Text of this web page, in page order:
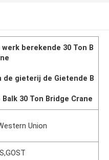
werk berekende 30 Ton B
de gieterij de Gietende B
Balk 30 Ton Bridge Crane
Union